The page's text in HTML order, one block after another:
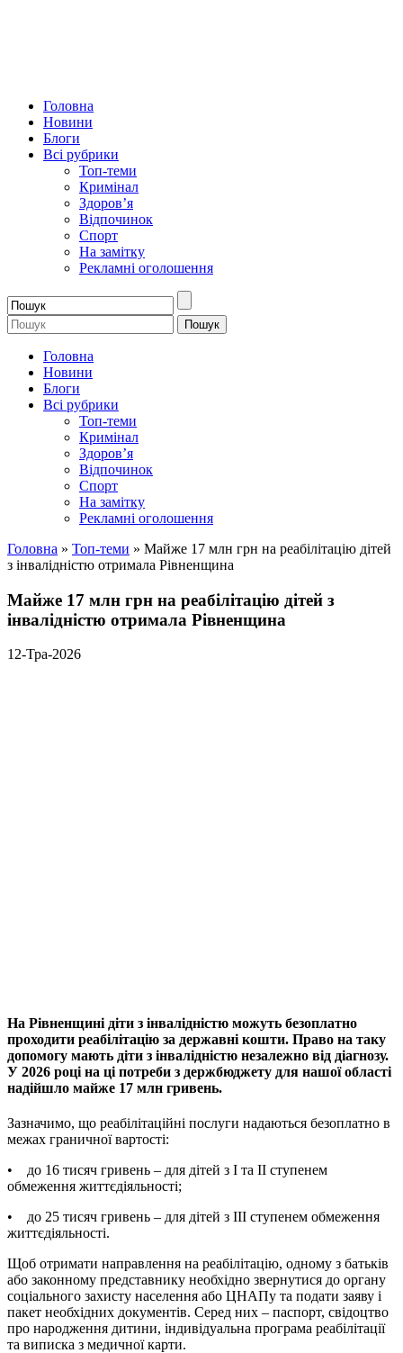
Головна
Новини
Блоги
Всі рубрики
Топ-теми
Кримінал
Здоров’я
Відпочинок
Спорт
На замітку
Рекламні оголошення
Головна
Новини
Блоги
Всі рубрики
Топ-теми
Кримінал
Здоров’я
Відпочинок
Спорт
На замітку
Рекламні оголошення
Головна » Топ-теми » Майже 17 млн грн на реабілітацію дітей
з інвалідністю отримала Рівненщина
Майже 17 млн грн на реабілітацію дітей з
інвалідністю отримала Рівненщина
12-Тра-2026
На Рівненщині діти з інвалідністю можуть безоплатно
проходити реабілітацію за державні кошти. Право на таку
допомогу мають діти з інвалідністю незалежно від діагнозу.
У 2026 році на ці потреби з держбюджету для нашої області
надійшло майже 17 млн гривень.
Зазначимо, що реабілітаційні послуги надаються безоплатно в
межах граничної вартості:
• до 16 тисяч гривень – для дітей з І та ІІ ступенем
обмеження життєдіяльності;
• до 25 тисяч гривень – для дітей з ІІІ ступенем обмеження
життєдіяльності.
Щоб отримати направлення на реабілітацію, одному з батьків
або законному представнику необхідно звернутися до органу
соціального захисту населення або ЦНАПу та подати заяву і
пакет необхідних документів. Серед них – паспорт, свідоцтво
про народження дитини, індивідуальна програма реабілітації
та виписка з медичної карти.